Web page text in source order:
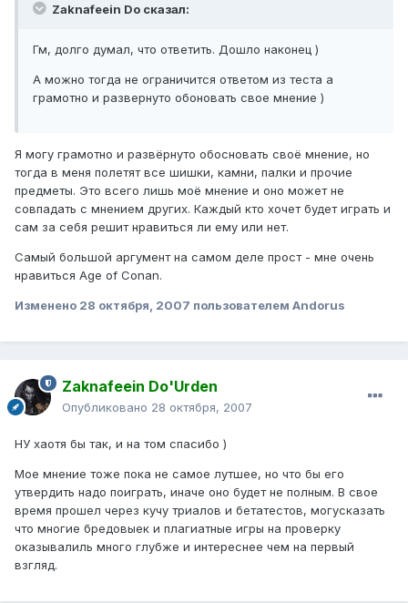
Zaknafeein Do сказал:
Гм, долго думал, что ответить. Дошло наконец )
А можно тогда не ограничится ответом из теста а
грамотно и развернуто обоновать свое мнение )
Я могу грамотно и развёрнуто обосновать своё мнение, но
тогда в меня полетят все шишки, камни, палки и прочие
предметы. Это всего лишь моё мнение и оно может не
совпадать с мнением других. Каждый кто хочет будет играть и
сам за себя решит нравиться ли ему или нет.
Самый большой аргумент на самом деле прост - мне очень
нравиться Age of Conan.
Изменено 28 октября, 2007 пользователем Andorus
Zaknafeein Do'Urden
Опубликовано 28 октября, 2007
НУ хаотя бы так, и на том спасибо )
Мое мнение тоже пока не самое лутшее, но что бы его
утвердить надо поиграть, иначе оно будет не полным. В свое
время прошел через кучу триалов и бетатестов, могусказать
что многие бредовыек и плагиатные игры на проверку
оказывалиль много глубже и интереснее чем на первый
взгляд.